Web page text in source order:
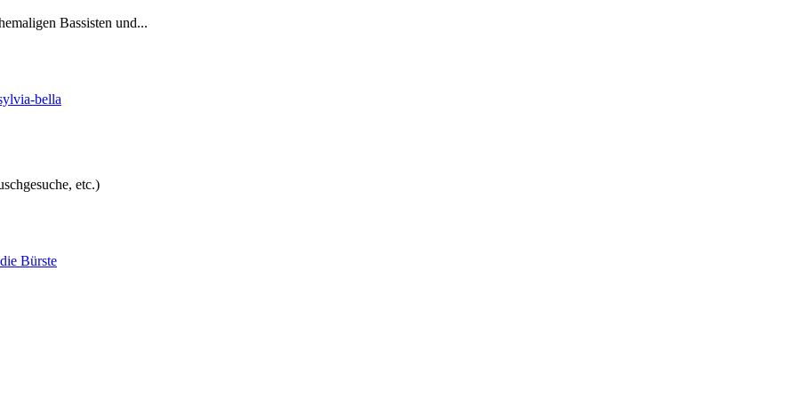
Bassisten und...
bella
etc.)
Bürste